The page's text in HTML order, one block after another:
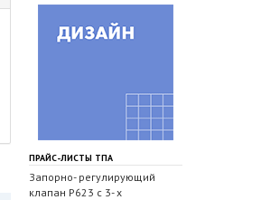
ПРАЙС-ЛИСТЫ ТПА
Запорно- регулирующий
клапан Р623 с 3- х